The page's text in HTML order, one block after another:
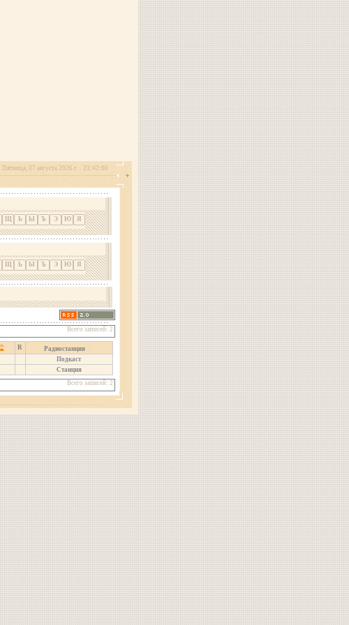
23:42:00
Пятница, 07 августа 2026 г.
Щ Ь Ы Ъ Э Ю Я
Щ Ь Ы Ъ Э Ю Я
Всего записей: 2
R
Радиостанция
Подкаст
Станция
Всего записей: 2